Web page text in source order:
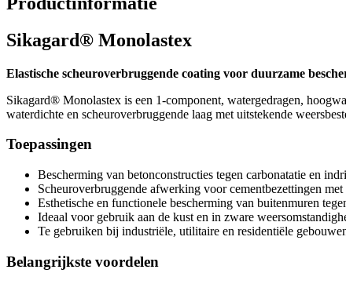
Sikagard® Monolastex
Elastische scheuroverbruggende coating voor duurzame
Sikagard® Monolastex is een 1-component, watergedragen,
waterdichte en scheuroverbruggende laag met uitstekende
Toepassingen
Bescherming van betonconstructies tegen carbonatatie en
Scheuroverbruggende afwerking voor cementbezettingen met
Esthetische en functionele bescherming van buitenmuren
Ideaal voor gebruik aan de kust en in zware
Te gebruiken bij industriële, utilitaire en residentiële
Belangrijkste voordelen